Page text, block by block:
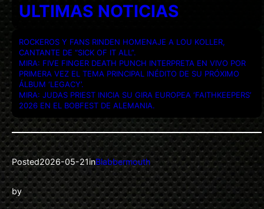
ULTIMAS NOTICIAS
ROCKEROS Y FANS RINDEN HOMENAJE A LOU KOLLER,
CANTANTE DE “SICK OF IT ALL”.
MIRA: FIVE FINGER DEATH PUNCH INTERPRETA EN VIVO POR
PRIMERA VEZ EL TEMA PRINCIPAL INÉDITO DE SU PRÓXIMO
ÁLBUM ‘LEGACY’.
MIRA: JUDAS PRIEST INICIA SU GIRA EUROPEA ‘FAITHKEEPERS’
2026 EN EL BOBFEST DE ALEMANIA.
Posted2026-05-21inBlabbermouth
by